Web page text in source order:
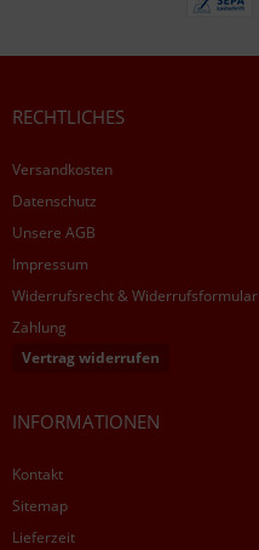
RECHTLICHES
Versandkosten
Datenschutz
Unsere AGB
Impressum
Widerrufsrecht & Widerrufsformular
Zahlung
Vertrag widerrufen
INFORMATIONEN
Kontakt
Sitemap
Lieferzeit